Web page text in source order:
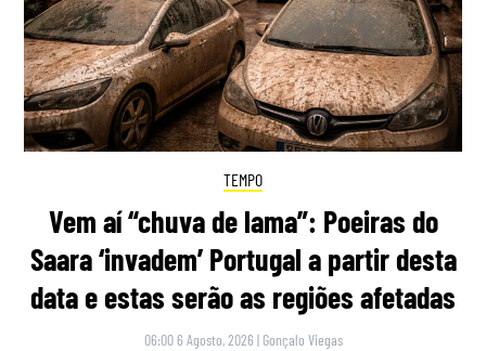
TEMPO
Vem aí “chuva de lama”: Poeiras do
Saara ‘invadem’ Portugal a partir desta
data e estas serão as regiões afetadas
06:00 6 Agosto, 2026 | Gonçalo Viegas